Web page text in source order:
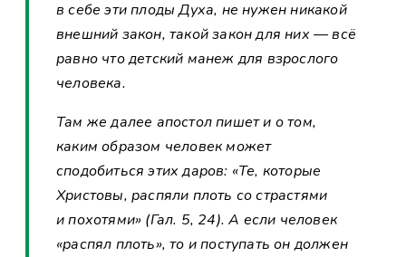
в себе эти плоды Духа, не нужен никакой
внешний закон, такой закон для них — всё
равно что детский манеж для взрослого
человека.
Там же далее апостол пишет и о том,
каким образом человек может
сподобиться этих даров: «Те, которые
Христовы, распяли плоть со страстями
и похотями» (Гал. 5, 24). А если человек
«распял плоть», то и поступать он должен